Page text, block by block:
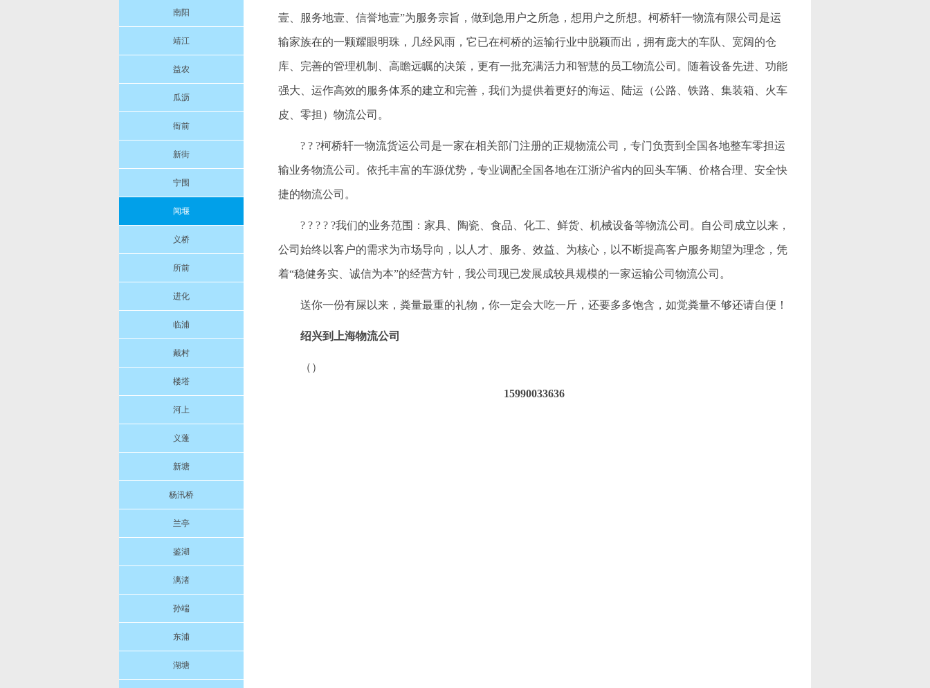
南阳
靖江
益农
瓜沥
衙前
新街
宁围
闻堰
义桥
所前
进化
临浦
戴村
楼塔
河上
义蓬
新塘
杨汛桥
兰亭
鉴湖
漓渚
孙端
东浦
湖塘
壹、服务地壹、信誉地壹”为服务宗旨，做到急用户之所急，想用户之所想。柯桥轩一物流有限公司是运
输家族在的一颗耀眼明珠，几经风雨，它已在柯桥的运输行业中脱颖而出，拥有庞大的车队、宽阔的仓
库、完善的管理机制、高瞻远瞩的决策，更有一批充满活力和智慧的员工物流公司。随着设备先进、功能
强大、运作高效的服务体系的建立和完善，我们为提供着更好的海运、陆运（公路、铁路、集装箱、火车
皮、零担）物流公司。
? ? ?柯桥轩一物流货运公司是一家在相关部门注册的正规物流公司，专门负责到全国各地整车零担运
输业务物流公司。依托丰富的车源优势，专业调配全国各地在江浙沪省内的回头车辆、价格合理、安全快
捷的物流公司。
? ? ? ? ?我们的业务范围：家具、陶瓷、食品、化工、鲜货、机械设备等物流公司。自公司成立以来，
公司始终以客户的需求为市场导向，以人才、服务、效益、为核心，以不断提高客户服务期望为理念，凭
着“稳健务实、诚信为本”的经营方针，我公司现已发展成较具规模的一家运输公司物流公司。
送你一份有屎以来，粪量最重的礼物，你一定会大吃一斤，还要多多饱含，如觉粪量不够还请自便！
绍兴到上海物流公司
（）
15990033636